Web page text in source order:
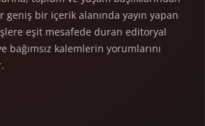
geniş bir içerik alanında yayın yapan
eşit mesafede duran editoryal
bağımsız kalemlerin yorumlarını